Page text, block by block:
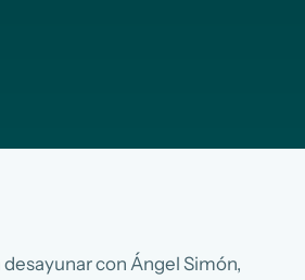
desayunar con Ángel Simón,